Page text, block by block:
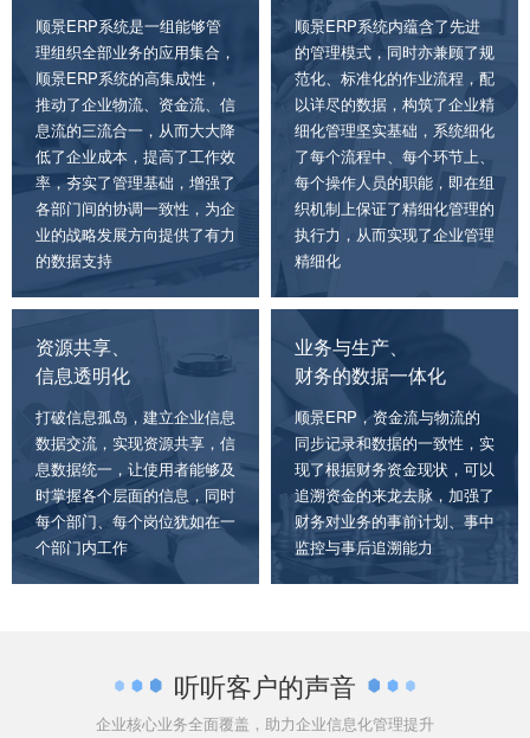
顺景ERP系统是一组能够管
理组织全部业务的应用集合，
顺景ERP系统的高集成性，
推动了企业物流、资金流、信
息流的三流合一，从而大大降
低了企业成本，提高了工作效
率，夯实了管理基础，增强了
各部门间的协调一致性，为企
业的战略发展方向提供了有力
的数据支持
顺景ERP系统内蕴含了先进
的管理模式，同时亦兼顾了规
范化、标准化的作业流程，配
以详尽的数据，构筑了企业精
细化管理坚实基础，系统细化
了每个流程中、每个环节上、
每个操作人员的职能，即在组
织机制上保证了精细化管理的
执行力，从而实现了企业管理
精细化
资源共享、
信息透明化
打破信息孤岛，建立企业信息
数据交流，实现资源共享，信
息数据统一，让使用者能够及
时掌握各个层面的信息，同时
每个部门、每个岗位犹如在一
个部门内工作
业务与生产、
财务的数据一体化
顺景ERP，资金流与物流的
同步记录和数据的一致性，实
现了根据财务资金现状，可以
追溯资金的来龙去脉，加强了
财务对业务的事前计划、事中
监控与事后追溯能力
听听客户的声音
企业核心业务全面覆盖，助力企业信息化管理提升